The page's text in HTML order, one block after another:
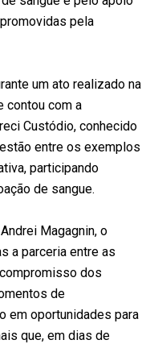
pela
um ato realizado na
contou com a
Custódio, conhecido
entre os exemplos
participando
de sangue.
Magagnin, o
a parceria entre as
dos
de
em oportunidades para
que, em dias de